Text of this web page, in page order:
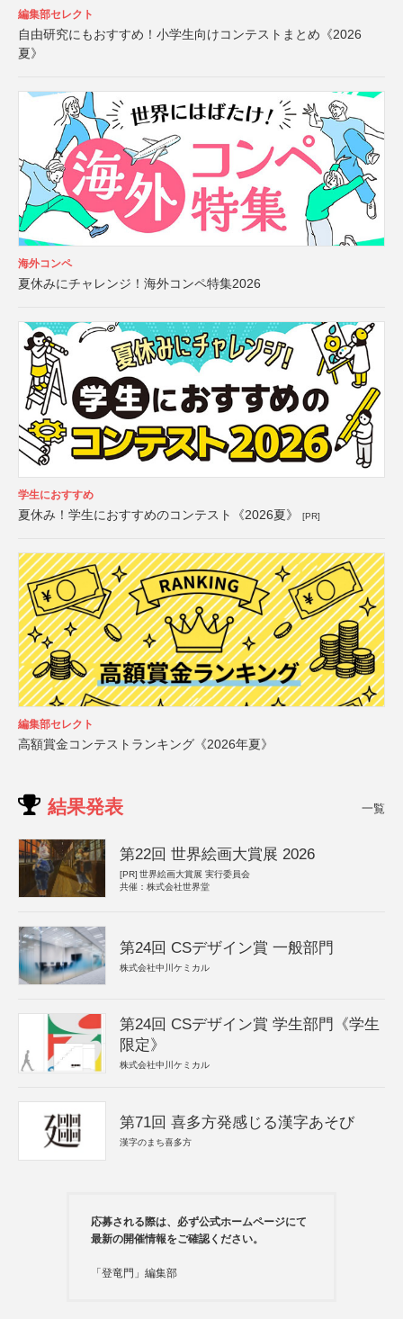
編集部セレクト
自由研究にもおすすめ！小学生向けコンテストまとめ《2026
夏》
海外コンペ
夏休みにチャレンジ！海外コンペ特集2026
学生におすすめ
夏休み！学生におすすめのコンテスト《2026夏》 [PR]
編集部セレクト
高額賞金コンテストランキング《2026年夏》
結果発表 一覧
第22回 世界絵画大賞展 2026
[PR] 世界絵画大賞展 実行委員会
共催：株式会社世界堂
第24回 CSデザイン賞 一般部門
株式会社中川ケミカル
第24回 CSデザイン賞 学生部門《学生
限定》
株式会社中川ケミカル
第71回 喜多方発感じる漢字あそび
漢字のまち喜多方
応募される際は、必ず公式ホームページにて
最新の開催情報をご確認ください。
「登竜門」編集部